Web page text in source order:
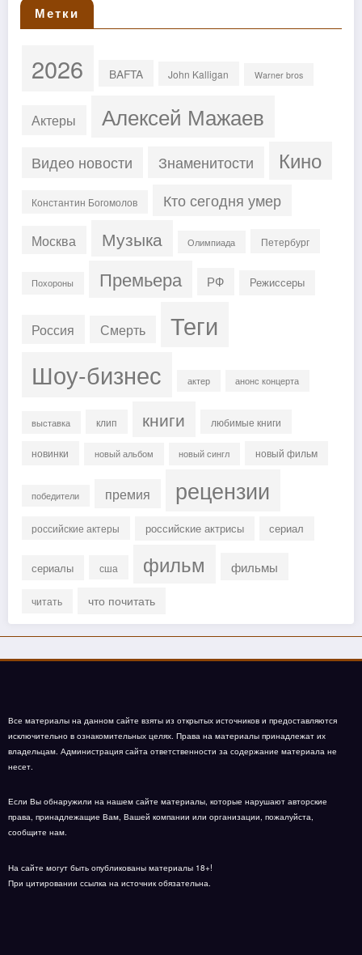
Метки
2026 BAFTA John Kalligan Warner bros
Актеры Алексей Мажаев
Видео новости Знаменитости Кино
Константин Богомолов Кто сегодня умер
Москва Музыка Олимпиада Петербург
Похороны Премьера РФ Режиссеры
Россия Смерть Теги
Шоу-бизнес актер анонс концерта
выставка клип книги любимые книги
новинки новый альбом новый сингл новый фильм
победители премия рецензии
российские актеры российские актрисы сериал
сериалы сша фильм фильмы
читать что почитать
Все материалы на данном сайте взяты из открытых источников и предоставляются
исключительно в ознакомительных целях. Права на материалы принадлежат их
владельцам. Администрация сайта ответственности за содержание материала не
несет.
Если Вы обнаружили на нашем сайте материалы, которые нарушают авторские
права, принадлежащие Вам, Вашей компании или организации, пожалуйста,
сообщите нам.
На сайте могут быть опубликованы материалы 18+!
При цитировании ссылка на источник обязательна.